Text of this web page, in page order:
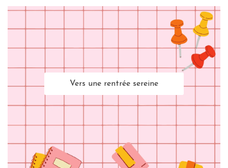
Vers une rentrée sereine